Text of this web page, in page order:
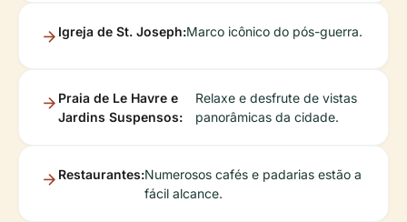
Igreja de St. Joseph:Marco icônico do pós-guerra.
Praia de Le Havre e
Jardins Suspensos:
Relaxe e desfrute de vistas
panorâmicas da cidade.
Restaurantes:Numerosos cafés e padarias estão a
fácil alcance.